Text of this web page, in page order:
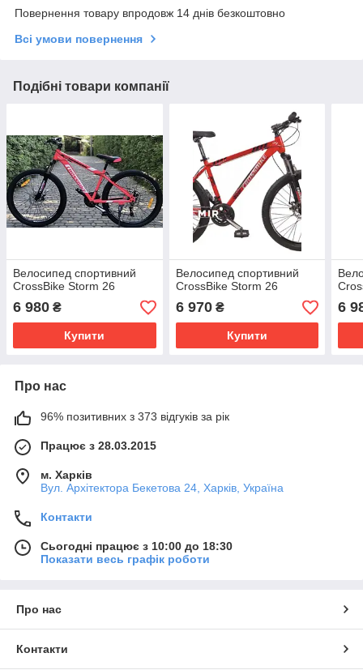
Повернення товару впродовж 14 днів безкоштовно
Всі умови повернення
Подібні товари компанії
Велосипед спортивний
CrossBike Storm 26
6 980 ₴
Купити
Велосипед спортивний
CrossBike Storm 26
6 970₴
Купити
6
Про нас
96% позитивних з 373 відгуків за рік
Працює з 28.03.2015
м. Харків
Вул. Архітектора Бекетова 24, Харків, Україна
Контакти
Сьогодні працює з 10:00 до 18:30
Показати весь графік роботи
Про нас
Контакти